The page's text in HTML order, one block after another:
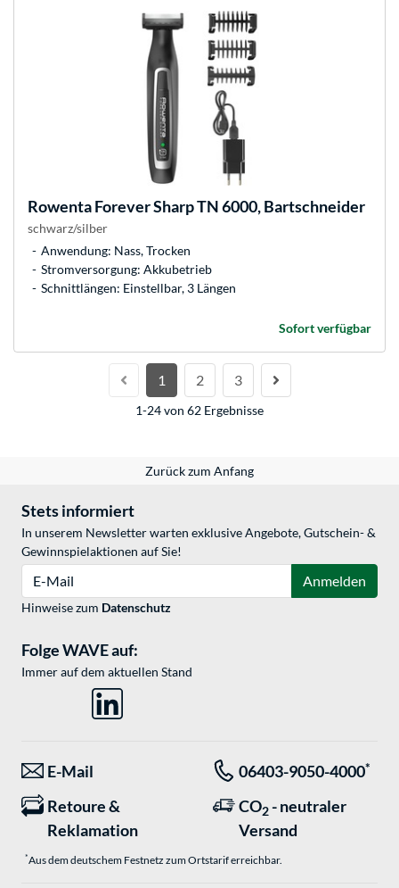
RowentaForever Sharp TN 6000, Bartschneider
schwarz/silber
Anwendung: Nass, Trocken
Stromversorgung: Akkubetrieb
Schnittlängen: Einstellbar, 3 Längen
Sofort verfügbar
1 2 3
1-24 von 62 Ergebnisse
Zurück zum Anfang
Stets informiert
In unserem Newsletter warten exklusive Angebote, Gutschein- &
Gewinnspielaktionen auf Sie!
Anmelden
Hinweise zum Datenschutz
Folge WAVE auf:
Immer auf dem aktuellen Stand
E-Mail 06403-9050-4000*
Retoure &
Reklamation
CO2 - neutraler
Versand
*Aus dem deutschem Festnetz zum Ortstarif erreichbar.